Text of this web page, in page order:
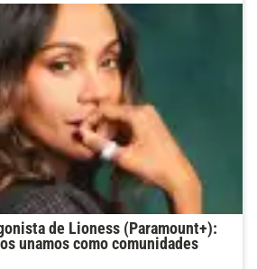
de Lioness (Paramount+):
unamos como comunidades